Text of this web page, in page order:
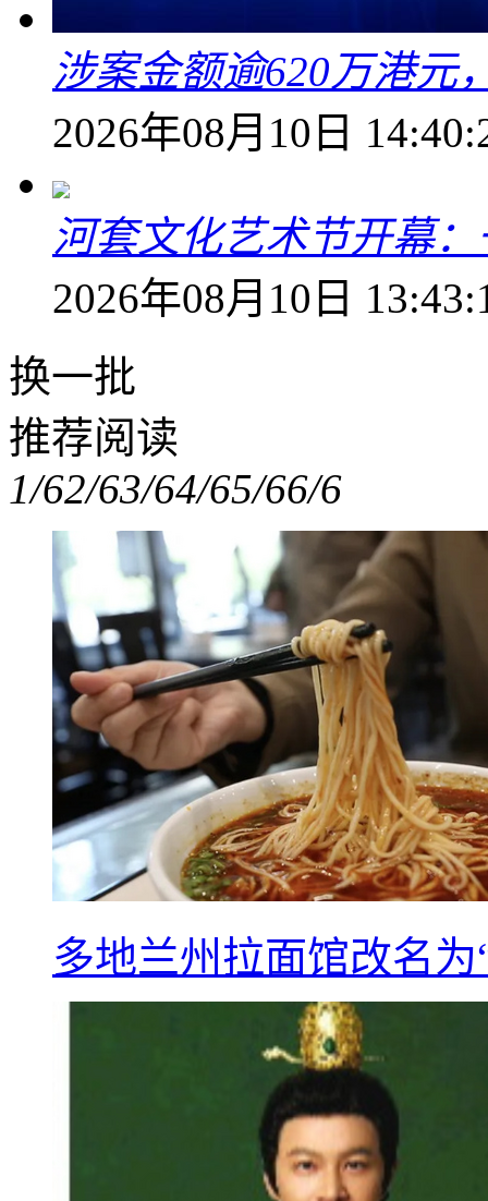
涉案金额逾620万港元
2026年08月10日
河套文化艺术节开幕
2026年08月10日
换一批
推荐阅读
1/62/63/64/65/66/6
多地兰州拉面馆改名